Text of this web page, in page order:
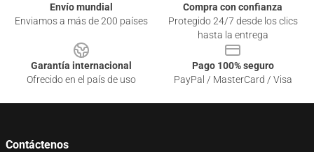
Envío mundial
Enviamos a más de 200 países
Compra con confianza
Protegido 24/7 desde los clics
hasta la entrega
Garantía internacional
Ofrecido en el país de uso
Pago 100% seguro
PayPal / MasterCard / Visa
Contáctenos